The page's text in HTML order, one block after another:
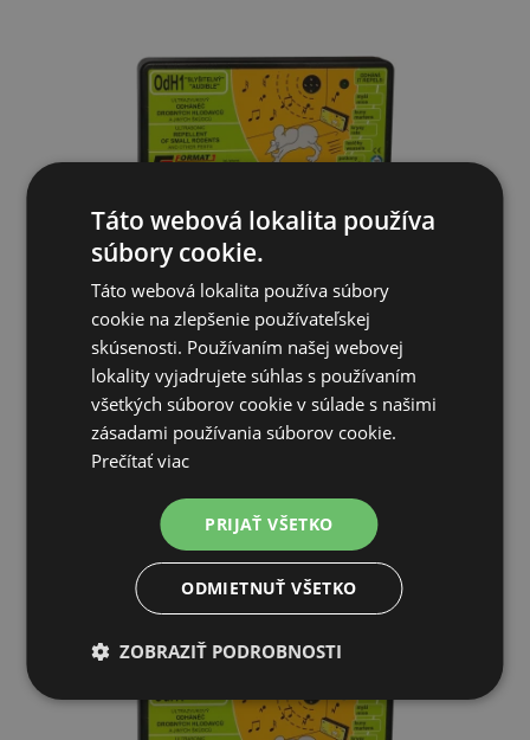
OdH1 počuteľný plašič na myši, odháňač na myši, plašič kún
35,78€
SKLADOM
Táto webová lokalita používa
súbory cookie.
Táto webová lokalita používa súbory
cookie na zlepšenie používateľskej
skúsenosti. Používaním našej webovej
lokality vyjadrujete súhlas s používaním
všetkých súborov cookie v súlade s našimi
zásadami používania súborov cookie.
Prečítať viac
PRIJAŤ VŠETKO
ODMIETNUŤ VŠETKO
ZOBRAZIŤ PODROBNOSTI